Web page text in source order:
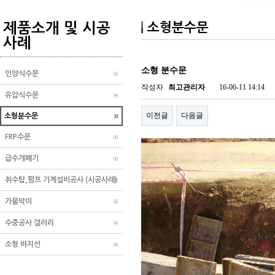
제품소개 및 시공
사례
인양식수문
유압식수문
소형분수문
FRP수문
급수개폐기
취수탑,펌프 기계설비공사 (시공사례)
가물막이
수중공사 갤러리
소형 바지선
소형분수문
소형 분수문
작성자 최고관리자 16-06-11 14:14
이전글 다음글